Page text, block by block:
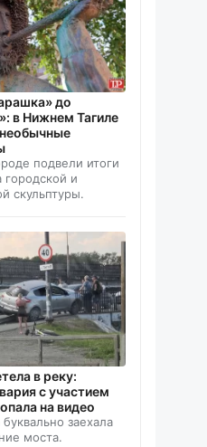
до
в Нижнем Тагиле
подвели итоги
и
скульптуры.
в реку:
с участием
на видео
заехала
моста.